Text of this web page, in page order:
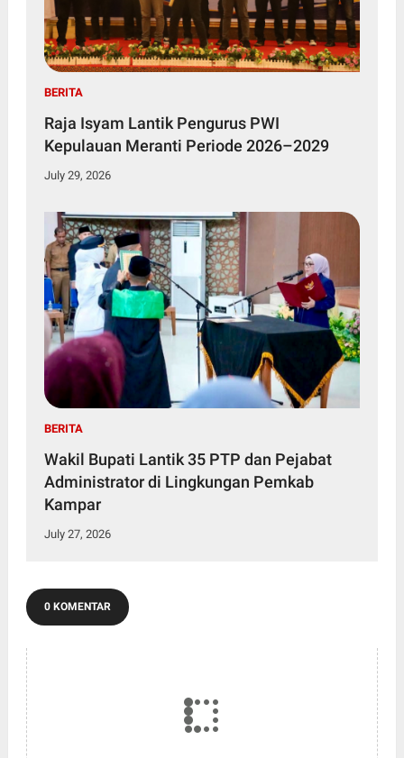
BERITA
Raja Isyam Lantik Pengurus PWI
Kepulauan Meranti Periode 2026–2029
July 29, 2026
BERITA
Wakil Bupati Lantik 35 PTP dan Pejabat
Administrator di Lingkungan Pemkab
Kampar
July 27, 2026
0 KOMENTAR